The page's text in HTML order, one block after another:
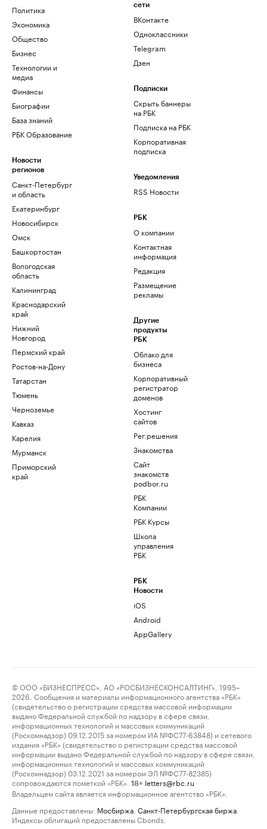
Политика
Экономика
Общество
Бизнес
Технологии и
медиа
Финансы
Биографии
База знаний
РБК Образование
Новости
регионов
Санкт-Петербург
и область
Екатеринбург
Новосибирск
Омск
Башкортостан
Вологодская
область
Калининград
Краснодарский
край
Нижний
Новгород
Пермский край
Ростов-на-Дону
Татарстан
Тюмень
Черноземье
Кавказ
Карелия
Мурманск
Приморский
край
сети
ВКонтакте
Одноклассники
Telegram
Дзен
Подписки
Скрыть баннеры
на РБК
Подписка на РБК
Корпоративная
подписка
Уведомления
RSS Новости
РБК
О компании
Контактная
информация
Редакция
Размещение
рекламы
Другие
продукты
РБК
Облако для
бизнеса
Корпоративный
регистратор
доменов
Хостинг
сайтов
Рег.решения
Знакомства
Сайт
знакомств
podbor.ru
РБК
Компании
РБК Курсы
Школа
управления
РБК
РБК
Новости
iOS
Android
AppGallery
© ООО «БИЗНЕСПРЕСС», АО «РОСБИЗНЕСКОНСАЛТИНГ», 1995–
2026. Сообщения и материалы информационного агентства «РБК»
(свидетельство о регистрации средства массовой информации
выдано Федеральной службой по надзору в сфере связи,
информационных технологий и массовых коммуникаций
(Роскомнадзор) 09.12.2015 за номером ИА №ФС77-63848) и сетевого
издания «РБК» (свидетельство о регистрации средства массовой
информации выдано Федеральной службой по надзору в сфере связи,
информационных технологий и массовых коммуникаций
(Роскомнадзор) 03.12.2021 за номером ЭЛ №ФС77-82385)
сопровождаются пометкой «РБК».
18+ letters@rbc.ru
Владельцем сайта является информационное агентство «РБК».
Данные предоставлены: Мосбиржа Санкт-Петербургская биржа
Индексы облигаций предоставлены Cbonds.